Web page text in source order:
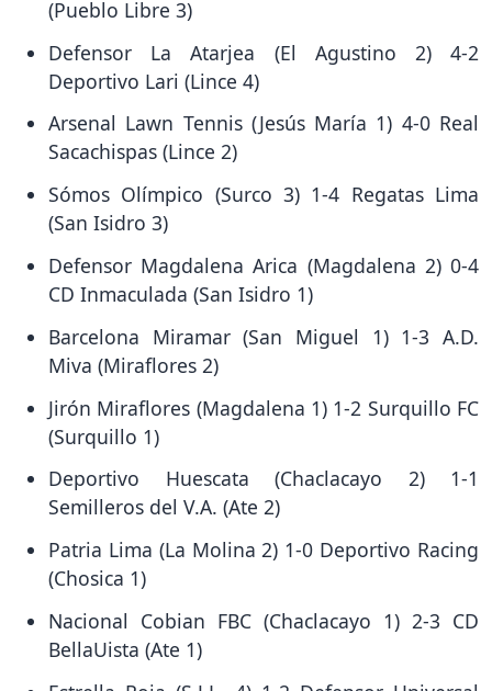
(Pueblo Libre 3)
Defensor La Atarjea (El Agustino 2) 4-2
Deportivo Lari (Lince 4)
Arsenal Lawn Tennis (Jesús María 1) 4-0 Real
Sacachispas (Lince 2)
Sómos Olímpico (Surco 3) 1-4 Regatas Lima
(San Isidro 3)
Defensor Magdalena Arica (Magdalena 2) 0-4
CD Inmaculada (San Isidro 1)
Barcelona Miramar (San Miguel 1) 1-3 A.D.
Miva (Miraflores 2)
Jirón Miraflores (Magdalena 1) 1-2 Surquillo FC
(Surquillo 1)
Deportivo Huescata (Chaclacayo 2) 1-1
Semilleros del V.A. (Ate 2)
Patria Lima (La Molina 2) 1-0 Deportivo Racing
(Chosica 1)
Nacional Cobian FBC (Chaclacayo 1) 2-3 CD
BellaUista (Ate 1)